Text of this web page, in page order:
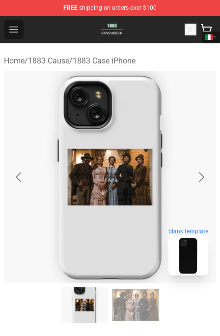
FREE shipping on orders over $100
Open menu
1883 Shop - Official 1883 Merchandise Store
Home/1883 Cause/1883 Case iPhone
blank template